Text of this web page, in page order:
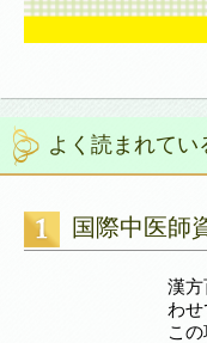
よく読まれてい
国際中医師
漢
わ
こ